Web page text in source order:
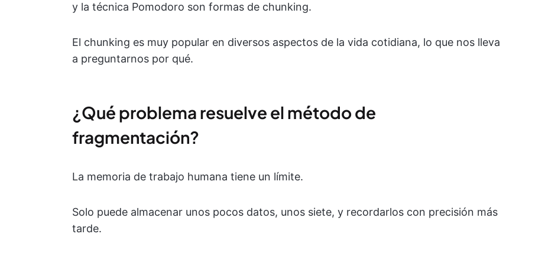
y la técnica Pomodoro son formas de chunking.
El chunking es muy popular en diversos aspectos de la vida cotidiana, lo que nos lleva
a preguntarnos por qué.
¿Qué problema resuelve el método de
fragmentación?
La memoria de trabajo humana tiene un límite.
Solo puede almacenar unos pocos datos, unos siete, y recordarlos con precisión más
tarde.